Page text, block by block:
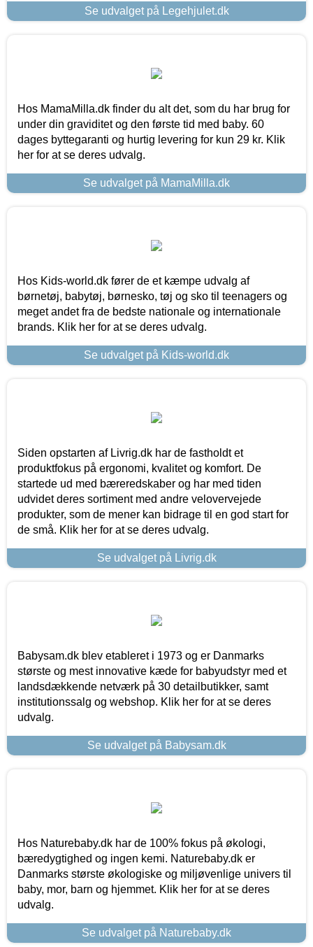
Se udvalget på Legehjulet.dk
Hos MamaMilla.dk finder du alt det, som du har brug for
under din graviditet og den første tid med baby. 60
dages byttegaranti og hurtig levering for kun 29 kr. Klik
her for at se deres udvalg.
Se udvalget på MamaMilla.dk
Hos Kids-world.dk fører de et kæmpe udvalg af
børnetøj, babytøj, børnesko, tøj og sko til teenagers og
meget andet fra de bedste nationale og internationale
brands. Klik her for at se deres udvalg.
Se udvalget på Kids-world.dk
Siden opstarten af Livrig.dk har de fastholdt et
produktfokus på ergonomi, kvalitet og komfort. De
startede ud med bæreredskaber og har med tiden
udvidet deres sortiment med andre velovervejede
produkter, som de mener kan bidrage til en god start for
de små. Klik her for at se deres udvalg.
Se udvalget på Livrig.dk
Babysam.dk blev etableret i 1973 og er Danmarks
største og mest innovative kæde for babyudstyr med et
landsdækkende netværk på 30 detailbutikker, samt
institutionssalg og webshop. Klik her for at se deres
udvalg.
Se udvalget på Babysam.dk
Hos Naturebaby.dk har de 100% fokus på økologi,
bæredygtighed og ingen kemi. Naturebaby.dk er
Danmarks største økologiske og miljøvenlige univers til
baby, mor, barn og hjemmet. Klik her for at se deres
udvalg.
Se udvalget på Naturebaby.dk